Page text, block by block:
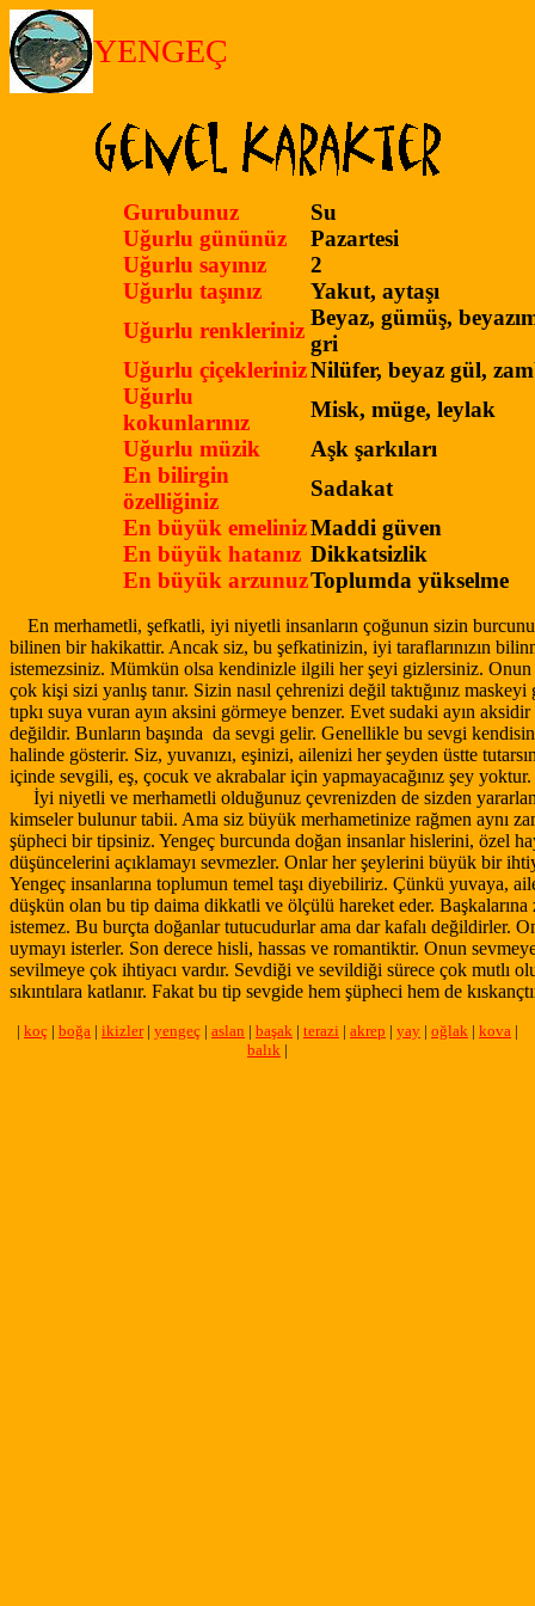
YENGEÇ
Gurubunuz
Su
Uğurlu gününüz
Pazartesi
Uğurlu sayınız
2
Uğurlu taşınız
Yakut, aytaşı
Uğurlu renkleriniz
Beyaz, gümüş,
gri
Uğurlu çiçeklerinizNilüfer, beyaz gül,
Uğurlu
kokunlarınız
Misk, müge, leylak
Uğurlu müzik
Aşk şarkıları
En bilirgin
özelliğiniz
Sadakat
En büyük emelinizMaddi güven
En büyük hatanız Dikkatsizlik
En büyük arzunuzToplumda yükselme
En merhametli, şefkatli, iyi niyetli insanların çoğunun sizin
bilinen bir hakikattir. Ancak siz, bu şefkatinizin, iyi taraflarınızın
istemezsiniz. Mümkün olsa kendinizle ilgili her şeyi gizlersiniz.
çok kişi sizi yanlış tanır. Sizin nasıl çehrenizi değil taktığınız
tıpkı suya vuran ayın aksini görmeye benzer. Evet sudaki ayın
değildir. Bunların başında da sevgi gelir. Genellikle bu sevgi
halinde gösterir. Siz, yuvanızı, eşinizi, ailenizi her şeyden üstte
içinde sevgili, eş, çocuk ve akrabalar için yapmayacağınız şey yoktur.
İyi niyetli ve merhametli olduğunuz çevrenizden de sizden
kimseler bulunur tabii. Ama siz büyük merhametinize rağmen aynı
şüpheci bir tipsiniz. Yengeç burcunda doğan insanlar hislerini, özel
düşüncelerini açıklamayı sevmezler. Onlar her şeylerini büyük bir
Yengeç insanlarına toplumun temel taşı diyebiliriz. Çünkü yuvaya,
düşkün olan bu tip daima dikkatli ve ölçülü hareket eder. Başkalarına
istemez. Bu burçta doğanlar tutucudurlar ama dar kafalı değildirler.
uymayı isterler. Son derece hisli, hassas ve romantiktir. Onun
sevilmeye çok ihtiyacı vardır. Sevdiği ve sevildiği sürece çok mutlı
sıkıntılara katlanır. Fakat bu tip sevgide hem şüpheci hem de
| koç | boğa | ikizler| yengeç | aslan | başak | terazi | akrep | yay | oğlak | kova |
balık |